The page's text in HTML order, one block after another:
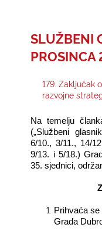
SLUŽBENI
PROSINCA
179. Zaključak
razvojne
Na temelju
(„Službeni
6/10., 3/11., 14/
9/13. i 5/18.)
35. sjednici,
Prihvaća
Grada